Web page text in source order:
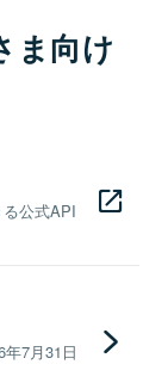
ま向け
公式API
7月31日